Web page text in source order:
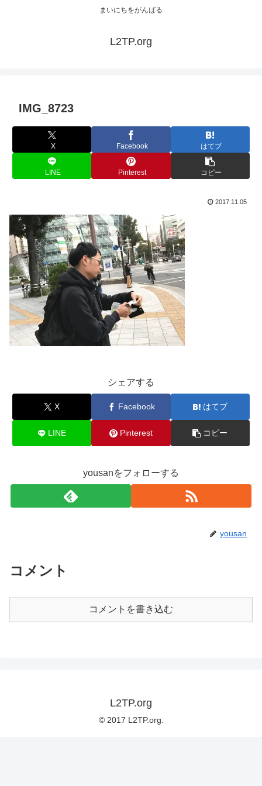
まいにちをがんばる
L2TP.org
IMG_8723
X Facebook はてブ
LINE Pinterest コピー
2017.11.05
シェアする
X Facebook はてブ
LINE Pinterest コピー
yousanをフォローする
yousan
コメント
コメントを書き込む
L2TP.org
© 2017 L2TP.org.